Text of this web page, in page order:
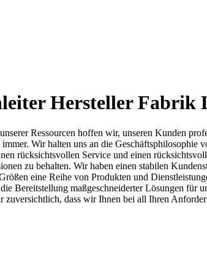
Hersteller Fabrik
Ressourcen hoffen wir, unseren Kunden
immer. Wir halten uns an die Geschäftsphilosophie
rücksichtsvollen Service und einen
zu behalten. Wir haben einen stabilen
eine Reihe von Produkten und
Bereitstellung maßgeschneiderter Lösungen
zuversichtlich, dass wir Ihnen bei all Ihren